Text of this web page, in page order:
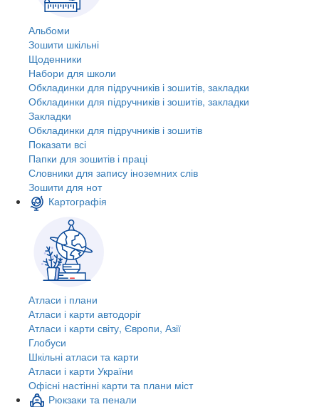
Альбоми
Зошити шкільні
Щоденники
Набори для школи
Обкладинки для підручників і зошитів, закладки
Обкладинки для підручників і зошитів, закладки
Закладки
Обкладинки для підручників і зошитів
Показати всі
Папки для зошитів і праці
Словники для запису іноземних слів
Зошити для нот
Картографія
Атласи і плани
Атласи і карти автодоріг
Атласи і карти світу, Європи, Азії
Глобуси
Шкільні атласи та карти
Атласи і карти України
Офісні настінні карти та плани міст
Рюкзаки та пенали